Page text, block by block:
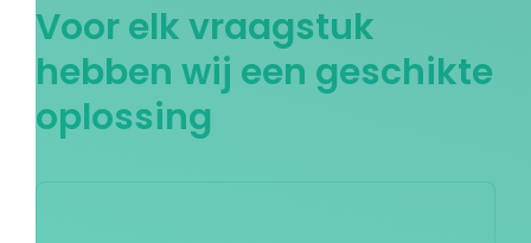
Voor elk vraagstuk
hebben wij een geschikte
oplossing